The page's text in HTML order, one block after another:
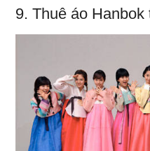
9. Thuê áo